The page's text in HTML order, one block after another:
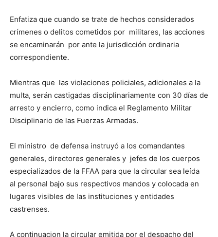
Enfatiza que cuando se trate de hechos considerados
crímenes o delitos cometidos por militares, las acciones
se encaminarán por ante la jurisdicción ordinaria
correspondiente.
Mientras que las violaciones policiales, adicionales a la
multa, serán castigadas disciplinariamente con 30 días de
arresto y encierro, como indica el Reglamento Militar
Disciplinario de las Fuerzas Armadas.
El ministro de defensa instruyó a los comandantes
generales, directores generales y jefes de los cuerpos
especializados de la FFAA para que la circular sea leída
al personal bajo sus respectivos mandos y colocada en
lugares visibles de las instituciones y entidades
castrenses.
A continuacion la circular emitida por el despacho del